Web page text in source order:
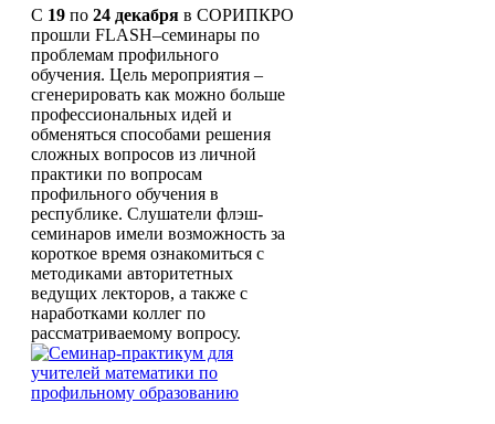
Концепция
преподавания
и
Концепция
географического
преподавания
учебного
предмета
СМИ о нас
Аттестация
Фотоальбом
Форум
Отзывы слушателей
Обобщение опыта
Работа с одаренными детьми
Комплексная безопасность
Профилактика асоциальных
явлений среди
несовершеннолетних
ГТО
С 19 по 24 декабря в СОРИПКРО
прошли FLASH–семинары по
проблемам профильного
обучения. Цель мероприятия –
сгенерировать как можно больше
профессиональных идей и
обменяться способами решения
сложных вопросов из личной
практики по вопросам
профильного обучения в
республике. Слушатели флэш-
семинаров имели возможность за
короткое время ознакомиться с
методиками авторитетных
ведущих лекторов, а также с
наработками коллег по
рассматриваемому вопросу.